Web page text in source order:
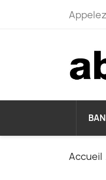
Accueil